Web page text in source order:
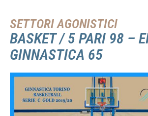
SETTORI AGONISTICI
BASKET / 5 PARI 98 –
GINNASTICA 65